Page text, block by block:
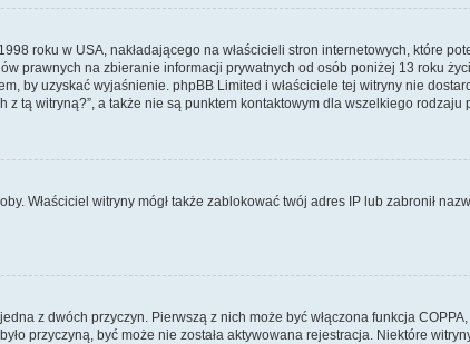
roku w USA, nakładającego na właścicieli stron internetowych, które
prawnych na zbieranie informacji prywatnych od osób poniżej 13 roku
by uzyskać wyjaśnienie. phpBB Limited i właściciele tej witryny nie
tą witryną?”, a także nie są punktem kontaktowym dla wszelkiego rodzaju
Właściciel witryny mógł także zablokować twój adres IP lub zabronił
z dwóch przyczyn. Pierwszą z nich może być włączona funkcja
przyczyną, być może nie została aktywowana rejestracja. Niektóre